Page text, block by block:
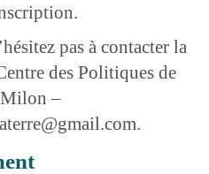
pas à contacter la
des Politiques de
Milon –